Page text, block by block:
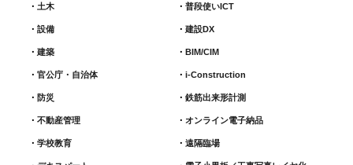
土木
設備
建築
官公庁・自治体
防災
不動産管理
学校教育
普段使いICT
建設DX
BIM/CIM
i-Construction
鉄筋出来形計測​
オンライン電子納品
遠隔臨場